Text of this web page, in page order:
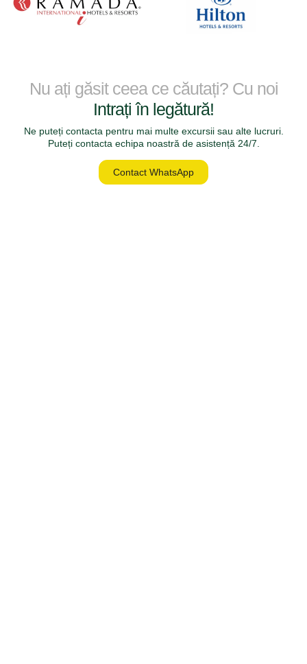
✔ Servicii de transfer din portul de croazieră
✔ Servicii de călătorie VIP în Grecia
Elfe Tour oferă soluții profesionale pentru descoperiri istorice în Atena,
transferuri de lux, experiențe private de croazieră, tururi gastronomice și
planificarea personalizată a călătoriilor.
Nu ați găsit ceea ce căutați? Cu noi
Intrați în legătură!
Ne puteți contacta pentru mai multe excursii sau alte lucruri.
Puteți contacta echipa noastră de asistență 24/7.
Contact WhatsApp